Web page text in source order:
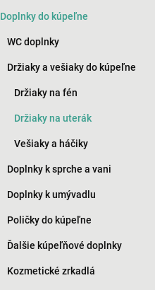
Doplnky do kúpeľne
WC doplnky
Držiaky a vešiaky do kúpeľne
Držiaky na fén
Držiaky na uterák
Vešiaky a háčiky
Doplnky k sprche a vani
Doplnky k umývadlu
Poličky do kúpeľne
Ďalšie kúpeľňové doplnky
Kozmetické zrkadlá